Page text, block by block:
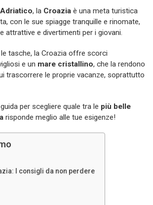
, la Croazia è una meta turistica
con le sue spiagge tranquille e rinomate,
attrattive e divertimenti per i giovani.
tasche, la Croazia offre scorci
e un mare cristallino, che la rendono
trascorrere le proprie vacanze, soprattutto
per scegliere quale tra le più belle
risponde meglio alle tue esigenze!
I consigli da non perdere